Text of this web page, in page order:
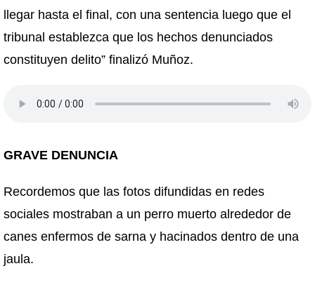
llegar hasta el final, con una sentencia luego que el
tribunal establezca que los hechos denunciados
constituyen delito” finalizó Muñoz.
GRAVE DENUNCIA
Recordemos que las fotos difundidas en redes
sociales mostraban a un perro muerto alrededor de
canes enfermos de sarna y hacinados dentro de una
jaula.